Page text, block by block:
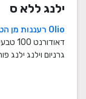
ילנג ללא ס
Olio רעננות מן הטבע
גרניום וילנג ילנג